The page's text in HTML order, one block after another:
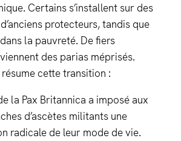
Certains s’installent sur des
protecteurs, tandis que
la pauvreté. De fiers
des parias méprisés.
cette transition :
la Pax Britannica a imposé aux
d’ascètes militants une
radicale de leur mode de vie.